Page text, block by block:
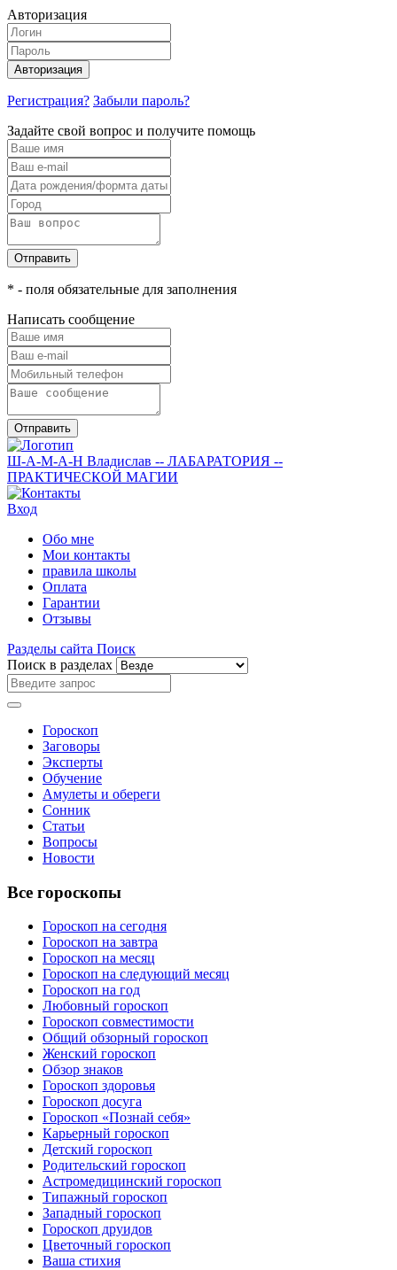
Авторизация
Авторизация
Регистрация? Забыли пароль?
Задайте свой вопрос и получите помощь
Отправить
* - поля обязательные для заполнения
Написать сообщение
Отправить
Ш-А-М-А-Н Владислав -- ЛАБАРАТОРИЯ --
ПРАКТИЧЕСКОЙ МАГИИ
Вход
Обо мне
Мои контакты
правила школы
Оплата
Гарантии
Отзывы
Разделы сайта Поиск
Поиск в разделах
Гороскоп
Заговоры
Эксперты
Обучение
Амулеты и обереги
Сонник
Статьи
Вопросы
Новости
Все гороскопы
Гороскоп на сегодня
Гороскоп на завтра
Гороскоп на месяц
Гороскоп на следующий месяц
Гороскоп на год
Любовный гороскоп
Гороскоп совместимости
Общий обзорный гороскоп
Женский гороскоп
Обзор знаков
Гороскоп здоровья
Гороскоп досуга
Гороскоп «Познай себя»
Карьерный гороскоп
Детский гороскоп
Родительский гороскоп
Астромедицинский гороскоп
Типажный гороскоп
Западный гороскоп
Гороскоп друидов
Цветочный гороскоп
Ваша стихия